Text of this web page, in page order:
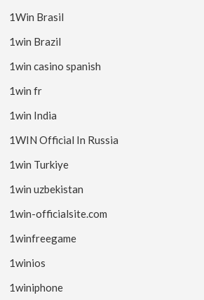
1Win Brasil
1win Brazil
1win casino spanish
1win fr
1win India
1WIN Official In Russia
1win Turkiye
1win uzbekistan
1win-officialsite.com
1winfreegame
1winios
1winiphone